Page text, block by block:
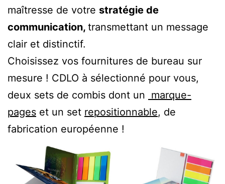
maîtresse de votre stratégie de
communication, transmettant un message
clair et distinctif.
Choisissez vos fournitures de bureau sur
mesure ! CDLO à sélectionné pour vous,
deux sets de combis dont un marque-
pages et un set repositionnable, de
fabrication européenne !